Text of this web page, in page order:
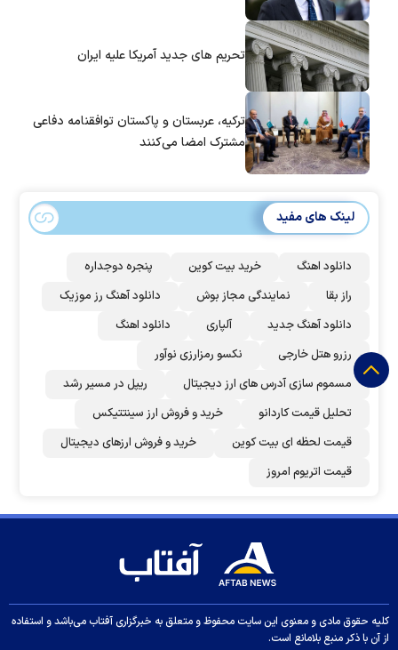
تحریم های جدید آمریکا علیه ایران
ترکیه، عربستان و پاکستان توافقنامه دفاعی
مشترک امضا می‌کنند
لینک های مفید
دانلود اهنگ خرید بیت کوین
پنجره دوجداره
راز بقا
نمایندگی مجاز بوش
دانلود آهنگ رز‌ موزیک
دانلود آهنگ جدید
آلپاری
دانلود اهنگ
رزرو هتل خارجی
نکسو رمزارزی نوآور
مسموم سازی آدرس های ارز دیجیتال
ریپل در مسیر رشد
تحلیل قیمت کاردانو
خرید و فروش ارز سینتتیکس
قیمت لحظه ای بیت کوین
خرید و فروش ارزهای دیجیتال
قیمت اتریوم امروز
کلیه حقوق مادی و معنوی این سایت محفوظ و متعلق به خبرگزاری آفتاب می‌باشد و استفاده
از آن با ذکر منبع بلامانع است.